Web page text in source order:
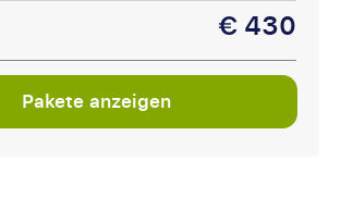
€ 430
Pakete anzeigen